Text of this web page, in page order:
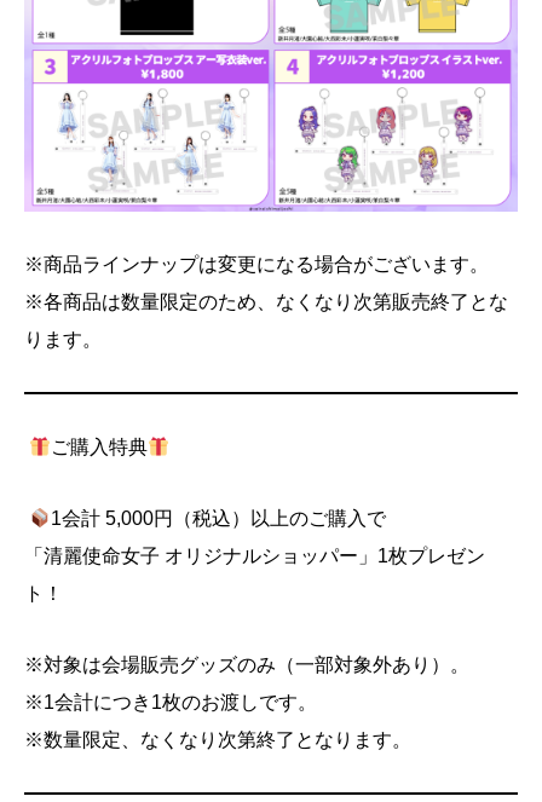
※商品ラインナップは変更になる場合がございます。
※各商品は数量限定のため、なくなり次第販売終了とな
ります。
ご購入特典
1会計 5,000円（税込）以上のご購入で
「清麗使命女子 オリジナルショッパー」1枚プレゼン
ト！
※対象は会場販売グッズのみ（一部対象外あり）。
※1会計につき1枚のお渡しです。
※数量限定、なくなり次第終了となります。